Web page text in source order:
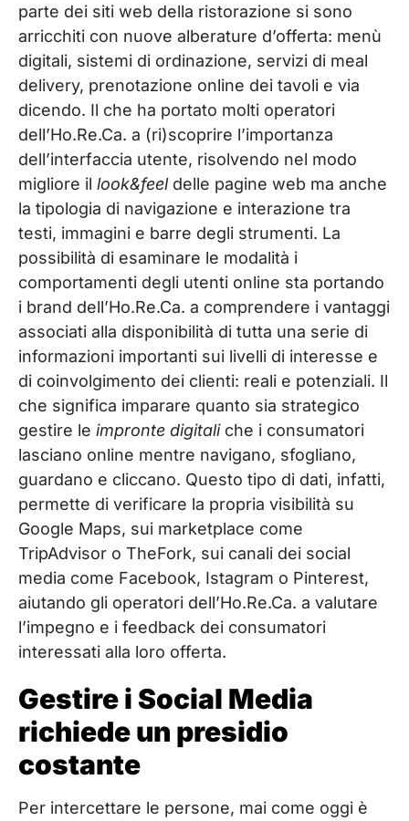
parte dei siti web della ristorazione si sono
arricchiti con nuove alberature d’offerta: menù
digitali, sistemi di ordinazione, servizi di meal
delivery, prenotazione online dei tavoli e via
dicendo. Il che ha portato molti operatori
dell’Ho.Re.Ca. a (ri)scoprire l’importanza
dell’interfaccia utente, risolvendo nel modo
migliore il look&feeldelle pagine web ma anche
la tipologia di navigazione e interazione tra
testi, immagini e barre degli strumenti. La
possibilità di esaminare le modalità i
comportamenti degli utenti online sta portando
i brand dell’Ho.Re.Ca. a comprendere i vantaggi
associati alla disponibilità di tutta una serie di
informazioni importanti sui livelli di interesse e
di coinvolgimento dei clienti: reali e potenziali. Il
che significa imparare quanto sia strategico
gestire le impronte digitaliche i consumatori
lasciano online mentre navigano, sfogliano,
guardano e cliccano. Questo tipo di dati, infatti,
permette di verificare la propria visibilità su
Google Maps, sui marketplace come
TripAdvisor o TheFork, sui canali dei social
media come Facebook, Istagram o Pinterest,
aiutando gli operatori dell’Ho.Re.Ca. a valutare
l’impegno e i feedback dei consumatori
interessati alla loro offerta.
Gestire i Social Media
richiede un presidio
costante
Per intercettare le persone, mai come oggi è